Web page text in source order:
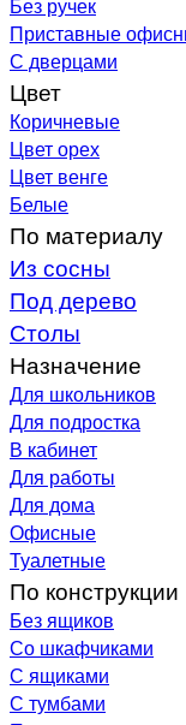
Приставные
С дверцами
Цвет
Коричневые
Цвет орех
Цвет венге
Белые
По материалу
Из сосны
Под дерево
Столы
Назначение
Для школьников
Для подростка
В кабинет
Для работы
Для дома
Офисные
Туалетные
По конструкции
Без ящиков
Со шкафчиками
С ящиками
С тумбами